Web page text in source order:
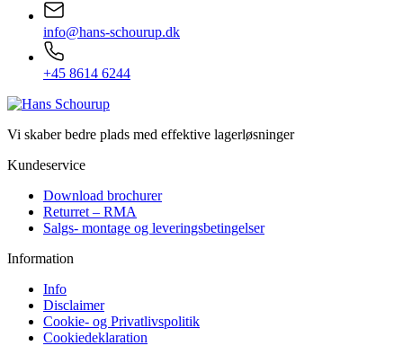
info@hans-schourup.dk
+45 8614 6244
Vi skaber bedre plads med effektive lagerløsninger
Kundeservice
Download brochurer
Returret – RMA
Salgs- montage og leveringsbetingelser
Information
Info
Disclaimer
Cookie- og Privatlivspolitik
Cookiedeklaration